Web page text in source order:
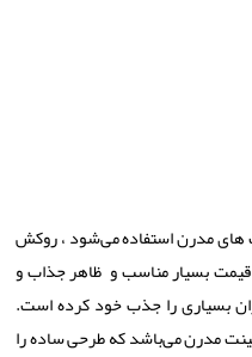
مدرن استفاده می‌شود ، روکش
بسیار مناسب و ظاهر جذاب و
بسیاری را جذب خود کرده است.
مدرن می‌باشد که طرحی ساده را